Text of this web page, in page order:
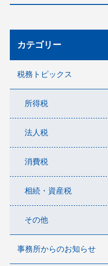
カテゴリー
税務トピックス
所得税
法人税
消費税
相続・資産税
その他
事務所からのお知らせ